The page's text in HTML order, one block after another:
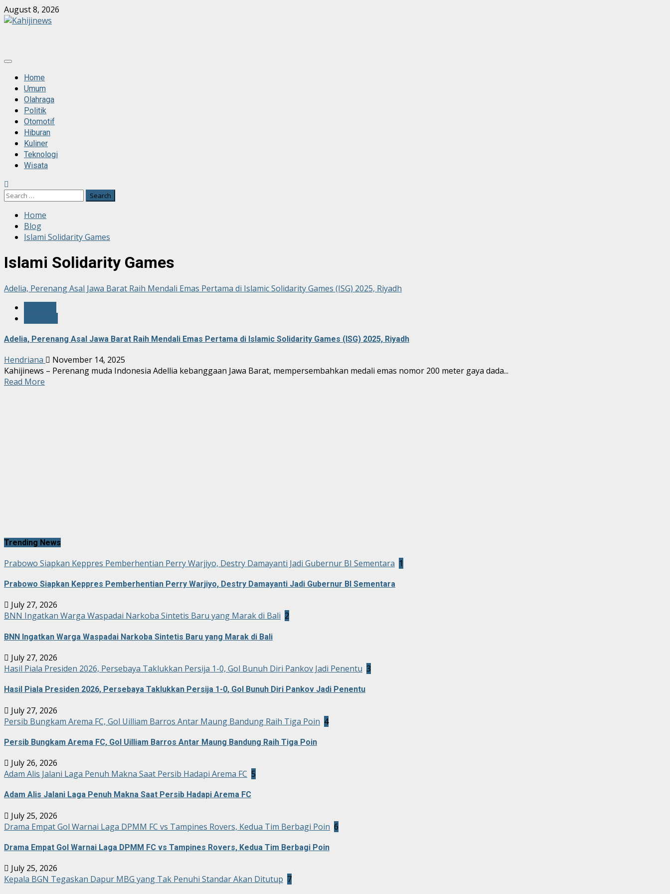
Skip
to
August 8, 2026
Primary
MenuHome
Umum
Olahraga
Politik
Otomotif
Hiburan
Kuliner
Teknologi
Wisata
Search
Home
Blog
Islami Solidarity Games
Islami Solidarity Games
Adelia, Perenang Asal Jawa Barat Raih Mendali Emas Pertama di Islamic Solidarity Games (ISG) 2025, Riyadh
Adelia, Perenang Asal Jawa Barat Raih Mendali Emas Pertama di Islamic Solidarity Games (ISG) 2025, Riyadh
Hendriana
November 14, 2025
Kahijinews – Perenang muda Indonesia Adellia kebanggaan Jawa Barat, mempersembahkan medali emas nomor 200 meter gaya dada...
Read More
Trending News
Prabowo Siapkan Keppres Pemberhentian Perry Warjiyo, Destry Damayanti Jadi Gubernur BI Sementara 1
Prabowo Siapkan Keppres Pemberhentian Perry Warjiyo, Destry Damayanti Jadi Gubernur BI Sementara
July 27, 2026
BNN Ingatkan Warga Waspadai Narkoba Sintetis Baru yang Marak di Bali 2
BNN Ingatkan Warga Waspadai Narkoba Sintetis Baru yang Marak di Bali
July 27, 2026
Hasil Piala Presiden 2026, Persebaya Taklukkan Persija 1-0, Gol Bunuh Diri Pankov Jadi Penentu 3
Hasil Piala Presiden 2026, Persebaya Taklukkan Persija 1-0, Gol Bunuh Diri Pankov Jadi Penentu
July 27, 2026
Persib Bungkam Arema FC, Gol Uilliam Barros Antar Maung Bandung Raih Tiga Poin 4
Persib Bungkam Arema FC, Gol Uilliam Barros Antar Maung Bandung Raih Tiga Poin
July 26, 2026
Adam Alis Jalani Laga Penuh Makna Saat Persib Hadapi Arema FC 5
Adam Alis Jalani Laga Penuh Makna Saat Persib Hadapi Arema FC
July 25, 2026
Drama Empat Gol Warnai Laga DPMM FC vs Tampines Rovers, Kedua Tim Berbagi Poin 6
Drama Empat Gol Warnai Laga DPMM FC vs Tampines Rovers, Kedua Tim Berbagi Poin
July 25, 2026
Kepala BGN Tegaskan Dapur MBG yang Tak Penuhi Standar Akan Ditutup 7